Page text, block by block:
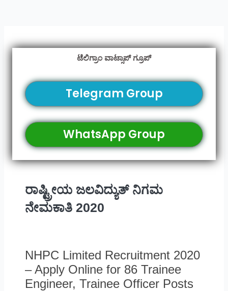
ಟೆಲಿಗ್ರಾಂ ವಾಟ್ಸಾಪ್ ಗ್ರೂಪ್
Telegram Group
WhatsApp Group
ರಾಷ್ಟ್ರೀಯ ಜಲವಿದ್ಯುತ್ ನಿಗಮ
ನೇಮಕಾತಿ 2020
NHPC Limited Recruitment 2020
– Apply Online for 86 Trainee
Engineer, Trainee Officer Posts